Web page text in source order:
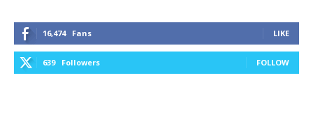
16,474 Fans LIKE
639 Followers FOLLOW